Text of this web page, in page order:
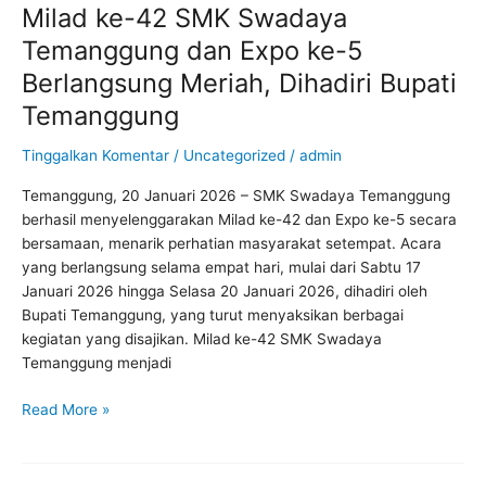
Milad ke-42 SMK Swadaya
Temanggung dan Expo ke-5
Berlangsung Meriah, Dihadiri Bupati
Temanggung
Tinggalkan Komentar / Uncategorized / admin
Temanggung, 20 Januari 2026 – SMK Swadaya Temanggung
berhasil menyelenggarakan Milad ke-42 dan Expo ke-5 secara
bersamaan, menarik perhatian masyarakat setempat. Acara
yang berlangsung selama empat hari, mulai dari Sabtu 17
Januari 2026 hingga Selasa 20 Januari 2026, dihadiri oleh
Bupati Temanggung, yang turut menyaksikan berbagai
kegiatan yang disajikan. Milad ke-42 SMK Swadaya
Temanggung menjadi
Milad
ke-
42
SMK
Swadaya
Temanggung
dan
ke-
5
Berlangsung
Meriah,
Dihadiri
Bupati
Temanggung
Read More »